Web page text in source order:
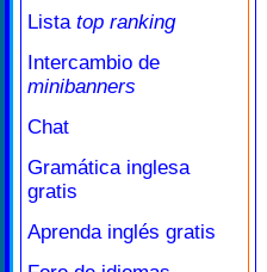
Lista top ranking
Intercambio de
minibanners
Chat
Gramática inglesa
gratis
Aprenda inglés gratis